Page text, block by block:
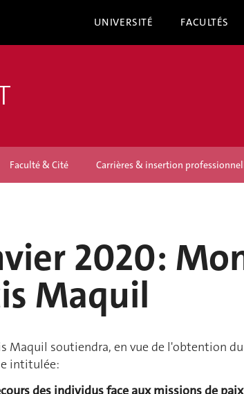
UNIVERSITÉ FACULTÉS
Faculté & Cité Carrières & insertion
2020:
Maquil
Maquil soutiendra, en vue de l'obtention
intitulée:
des individus face aux missions de